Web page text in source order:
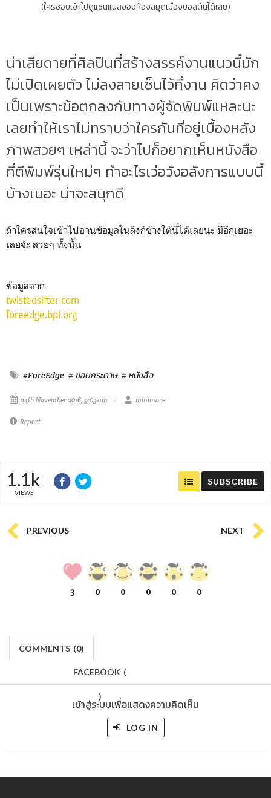
(ใครชอบเข้าไปดูแชนแนลของห้องสมุดเมืองบอสตันได้เลย)
น่าเสียดายที่ศิลปินที่สร้างสรรค์งานแนวนี้มัก
ไม่เปิดเผยตัว ไม่ลงลายเซ็นไว้ที่งาน คิดว่าคง
เป็นเพราะข้อตกลงกับทางผู้จัดพิมพ์แหละนะ
เลยทำให้เราไม่ทราบว่าใครกันที่อยู่เบื้องหลัง
ภาพสวยๆ เหล่านี้ จะว่าไปก็อยากเห็นหนังสือ
ที่ตีพิมพ์รุ่นใหม่ๆ ทำอะไรเว่อวังอลังการแบบนี้
บ้างเนอะ น่าจะสนุกดี
ถ้าใครสนใจเข้าไปอ่านข้อมูลในลิงก์ข้างใต้นี่ได้เลยนะ มีอีกเยอะ
เลยจ้ะ สวยๆ ทั้งนั้น
ข้อมูลจาก
twistedsifter.com
foreedge.bpl.org
#ForeEdge # ขอบกระดาษ # หนังสือ
24th November 2016, 9:03 am minimore
Report
1.1k
VIEWS
SUBSCRIBE
PREVIOUS NEXT
3 0 0 0 0 0
COMMENTS (0)
FACEBOOK (
)
เข้าสู่ระบบเพื่อแสดงความคิดเห็น
LOG IN